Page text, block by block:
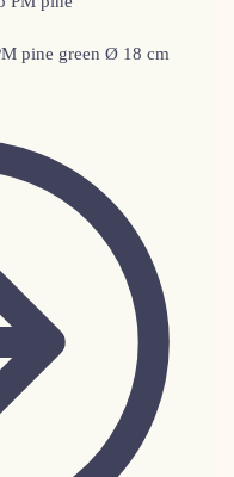
pine green Ø 18 cm